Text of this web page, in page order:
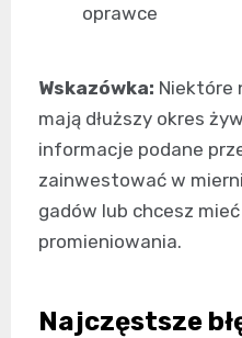
oprawce
Wskazówka: Niektóre
mają dłuższy okres
informacje podane
zainwestować w
gadów lub chcesz
promieniowania.
Najczęstsze